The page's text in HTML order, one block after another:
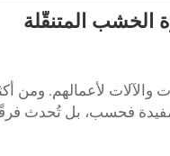
الخشب المتنقّلة
والآلات لأعمالهم. ومن
فحسب، بل تُحدث فرقًا